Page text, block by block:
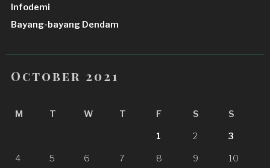
Infodemi
Bayang-bayang Dendam
October 2021
M T W T F S S
1 2 3
4 5 6 7 8 9 10